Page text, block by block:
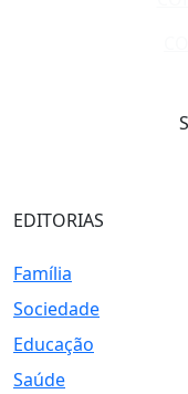
EDITORIAS
Família
Sociedade
Educação
Saúde